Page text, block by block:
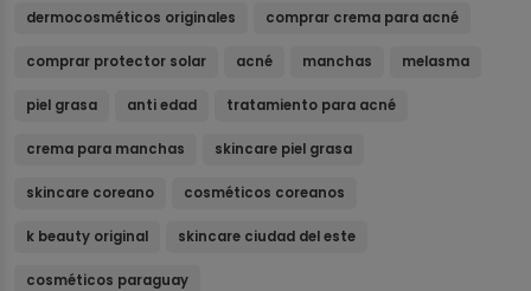
dermocosméticos originales comprar crema para acné
comprar protector solar acné manchas melasma
piel grasa anti edad tratamiento para acné
crema para manchas skincare piel grasa
skincare coreano cosméticos coreanos
k beauty original skincare ciudad del este
cosméticos paraguay